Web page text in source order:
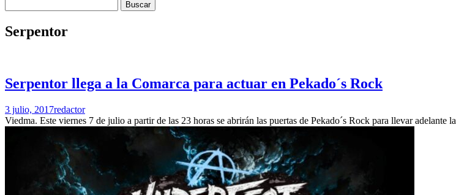
Serpentor
Serpentor llega a la Comarca para actuar en Pekado´s Rock
3 julio, 2017redactor
Viedma. Este viernes 7 de julio a partir de las 23 horas se abrirán las puertas de Pekado´s Rock para llevar adelante la